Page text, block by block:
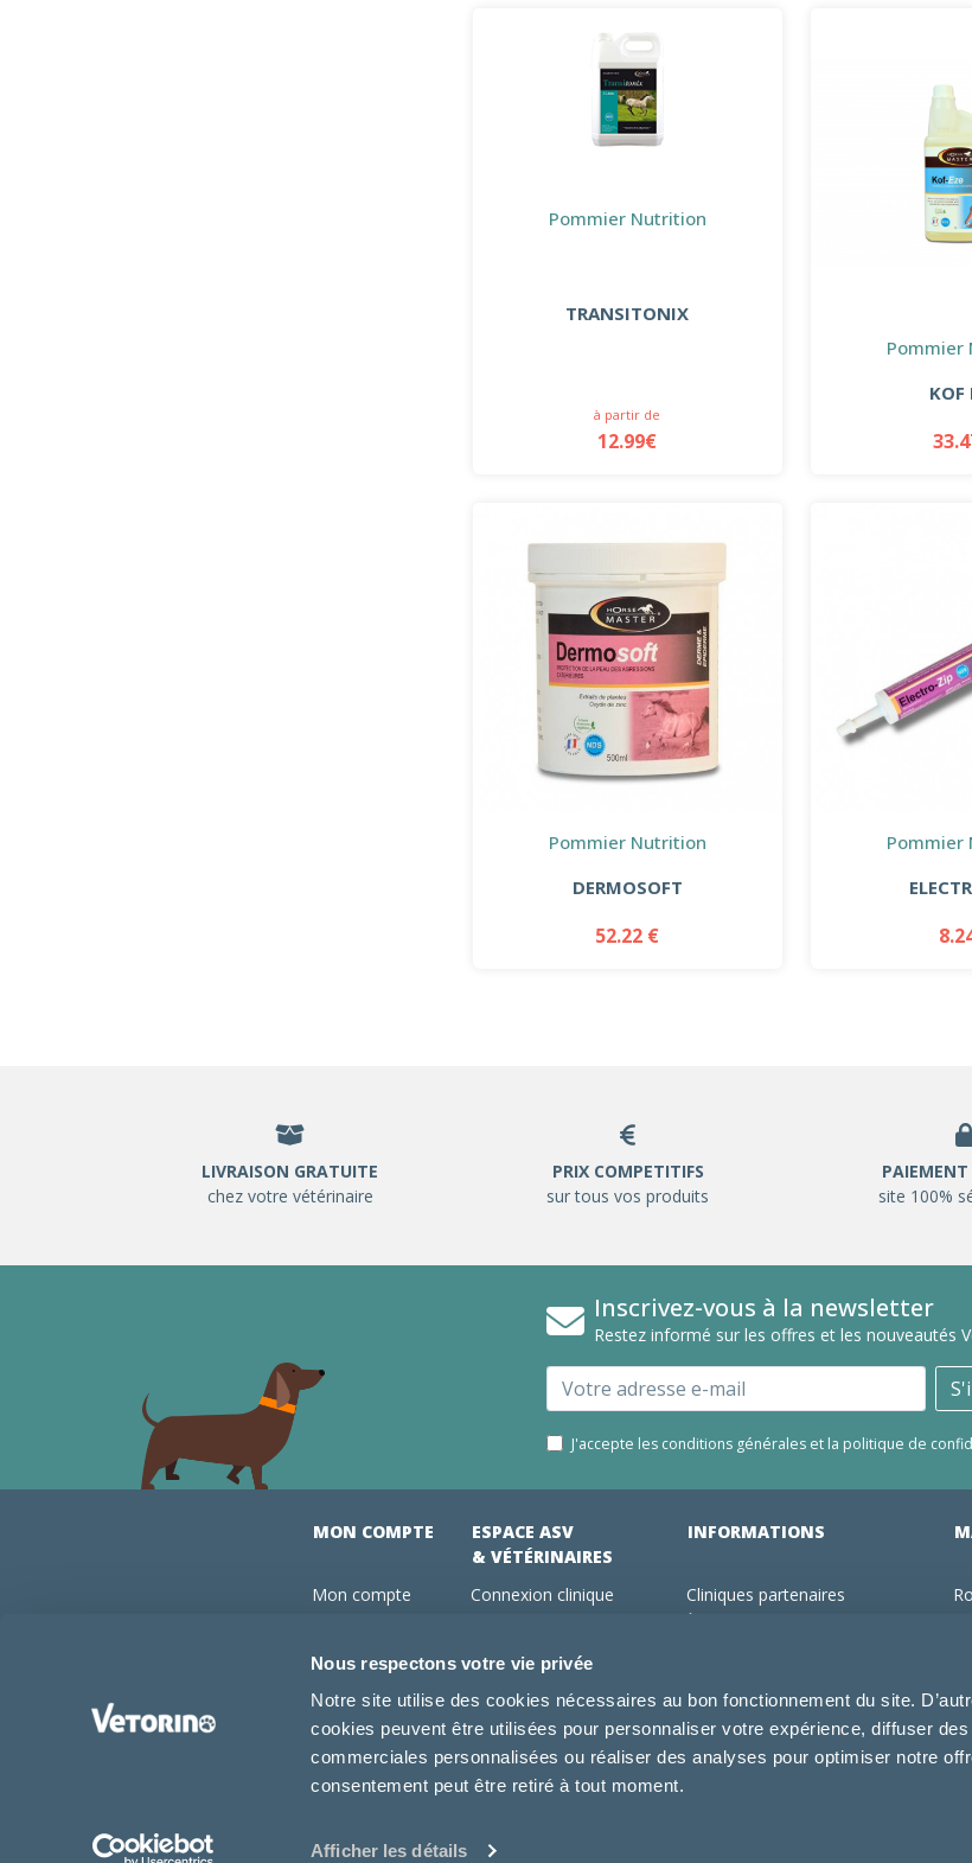
Nous respectons votre vie privée
Notre site utilise des cookies nécessaires au bon fonctionnement du site.
cookies peuvent être utilisées pour personnaliser votre expérience, diffuser des
commerciales personnalisées ou réaliser des analyses pour optimiser notre
consentement peut être retiré à tout moment.
Afficher les détails
Pommier Nutrition
TRANSITONIX
à partir de
12.99€
Pommier
KOF
Pommier Nutrition
DERMOSOFT
52.22 €
Pommier
LIVRAISON GRATUITE
chez votre vétérinaire
PRIX COMPETITIFS
sur tous vos produits
PAIEMENT
site 100%
Inscrivez-vous à la newsletter
Restez informé sur les offres et les nouveautés
Email
J'accepte les conditions générales et la politique de
MON COMPTE
Mon compte
Mes abonnements
Conseils vétos
FAQ
ESPACE ASV
& VÉTÉRINAIRES
Connexion clinique
Abonnements
Devenir adhérent Vétorino
INFORMATIONS
Cliniques partenaires
Utilisation des cookies
Conditions générales d'utilisation